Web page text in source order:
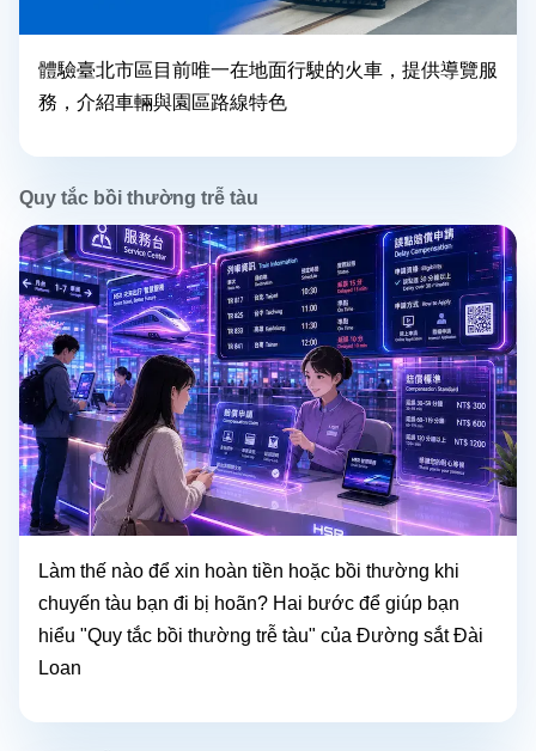
體驗臺北市區目前唯一在地面行駛的火車，提供導覽服
務，介紹車輛與園區路線特色
Quy tắc bồi thường trễ tàu
Làm thế nào để xin hoàn tiền hoặc bồi thường khi
chuyến tàu bạn đi bị hoãn? Hai bước để giúp bạn
hiểu "Quy tắc bồi thường trễ tàu" của Đường sắt Đài
Loan